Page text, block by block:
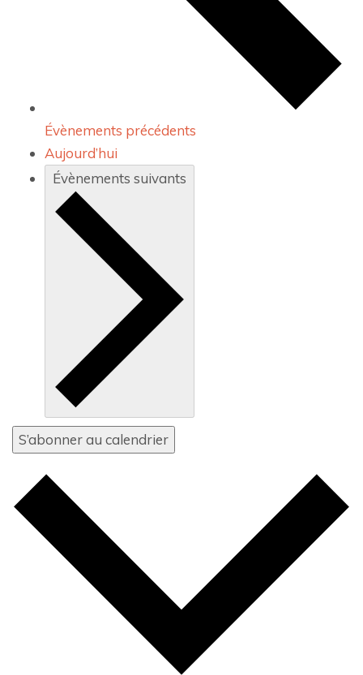
Évènements précédents
Aujourd’hui
Évènements suivants
S’abonner au calendrier